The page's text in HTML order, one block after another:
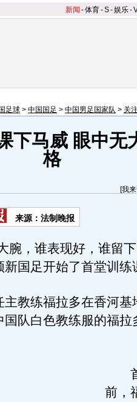
新闻 -体育-S-娱乐-
足球 > 中国国足 > 中国男足国家队 > 关
下马威 眼中无
格
[我
来源：法制晚报
，谁表现好，谁留下
国足开始了首堂训练
教练福拉多在香河基
队白色教练服的福拉
首
前，